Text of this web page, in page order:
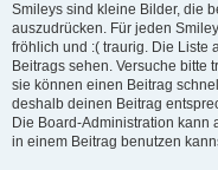
Smileys sind kleine Bilder, die
auszudrücken. Für jeden
fröhlich und :( traurig. Die Liste
Beitrags sehen. Versuche bitte
sie können einen Beitrag
deshalb deinen Beitrag
Die Board-Administration kann
in einem Beitrag benutzen